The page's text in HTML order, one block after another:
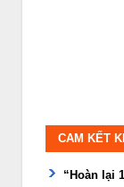
CAM KẾT
“Hoàn lại